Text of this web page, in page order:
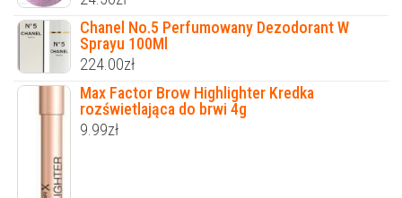
Chanel No.5 Perfumowany Dezodorant W
Sprayu 100Ml
224.00zł
Max Factor Brow Highlighter Kredka
rozświetlająca do brwi 4g
9.99zł